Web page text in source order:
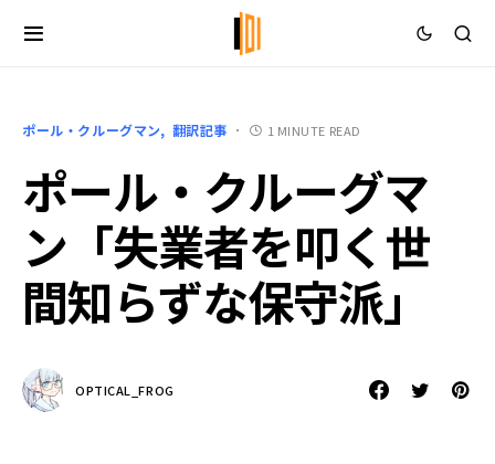
ポール・クルーグマン 翻訳記事 1 MINUTE READ
ポール・クルーグマ
ン「失業者を叩く世
間知らずな保守派」
OPTICAL_FROG